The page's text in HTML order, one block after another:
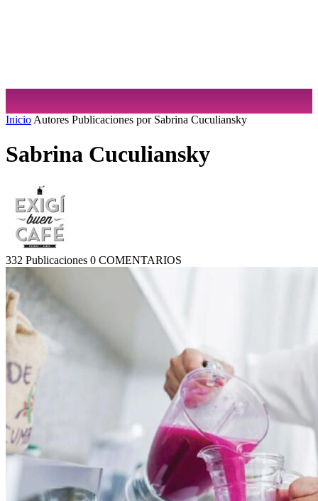
Sabrina Cuculiansky
Inicio Autores Publicaciones por Sabrina Cuculiansky
Sabrina Cuculiansky
332 Publicaciones 0 COMENTARIOS